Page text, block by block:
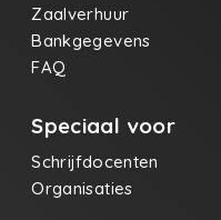
Zaalverhuur
Bankgegevens
FAQ
Speciaal voor
Schrijfdocenten
Organisaties